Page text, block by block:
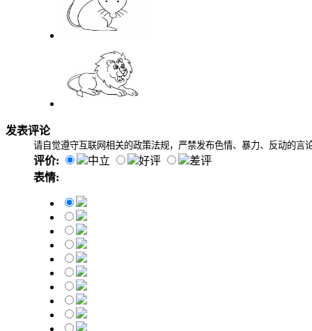
发表评论
请自觉遵守互联网相关的政策法规，严禁发布色情、暴力、反动的言
评价: 中立 好评
差评
表情: